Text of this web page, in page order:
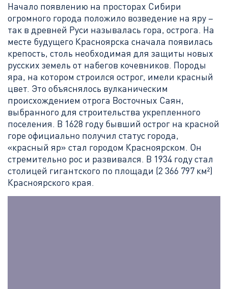
Начало появлению на просторах Сибири
огромного города положило возведение на яру –
так в древней Руси называлась гора, острога. На
месте будущего Красноярска сначала появилась
крепость, столь необходимая для защиты новых
русских земель от набегов кочевников. Породы
яра, на котором строился острог, имели красный
цвет. Это объяснялось вулканическим
происхождением отрога Восточных Саян,
выбранного для строительства укрепленного
поселения. В 1628 году бывший острог на красной
горе официально получил статус города,
«красный яр» стал городом Красноярском. Он
стремительно рос и развивался. В 1934 году стал
столицей гигантского по площади (2 366 797 км²)
Красноярского края.